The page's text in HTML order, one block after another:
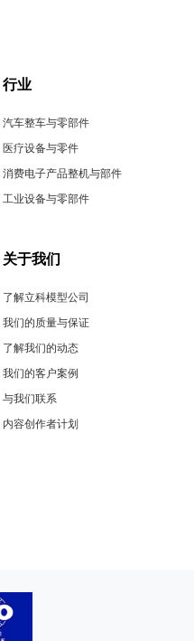
行业
汽车整车与零部件
医疗设备与零件
消费电子产品整机与部件
工业设备与零部件
关于我们
了解立科模型公司
我们的质量与保证
了解我们的动态
我们的客户案例
与我们联系
内容创作者计划